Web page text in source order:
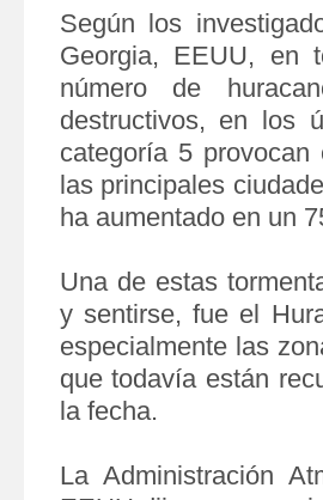
Según los
Georgia, EEUU, en
número de
destructivos, en los
categoría 5
las principales
ha aumentado en un
Una de estas
y sentirse, fue el
especialmente las
que todavía están
la fecha.
La Administración